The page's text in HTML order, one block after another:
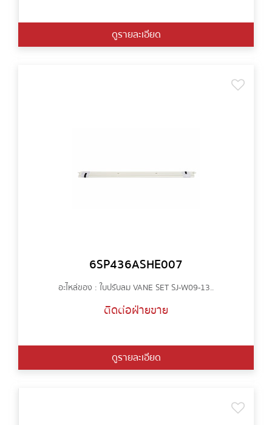
ดูรายละเอียด
6SP436ASHE007
อะไหล่ของ : ใบปรับลม VANE SET SJ-W09-13..
ติดต่อฝ่ายขาย
ดูรายละเอียด